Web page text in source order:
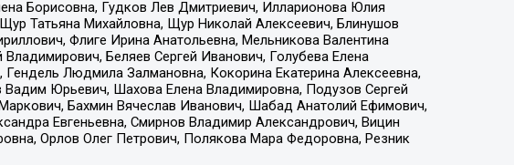
Борисовна, Гудков Лев Дмитриевич, Илларионова Юлия
Татьяна Михайловна, Щур Николай Алексеевич, Блинушов
Флиге Ирина Анатольевна, Мельникова Валентина
Беляев Сергей Иванович, Голубева Елена
Людмила Залмановна, Кокорина Екатерина Алексеевна,
Юрьевич, Шахова Елена Владимировна, Подузов Сергей
Бахмин Вячеслав Иванович, Шабад Анатолий Ефимович,
Евгеньевна, Смирнов Владимир Александрович, Вицин
Орлов Олег Петрович, Полякова Мара Федоровна, Резник